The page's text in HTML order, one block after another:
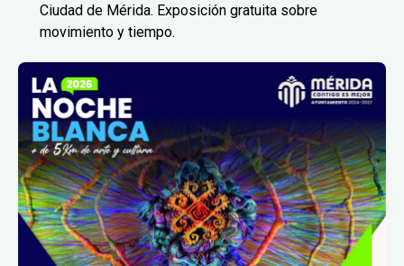
Ciudad de Mérida. Exposición gratuita sobre
movimiento y tiempo.